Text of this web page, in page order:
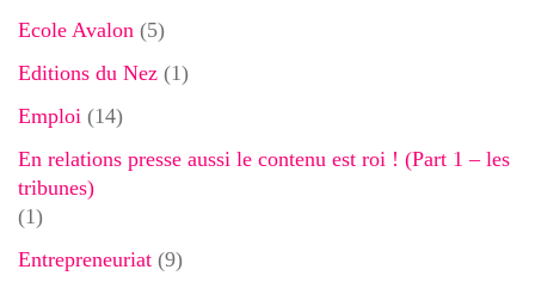
Ecole Avalon (5)
Editions du Nez (1)
Emploi (14)
En relations presse aussi le contenu est roi ! (Part 1 – les
tribunes)
(1)
Entrepreneuriat (9)